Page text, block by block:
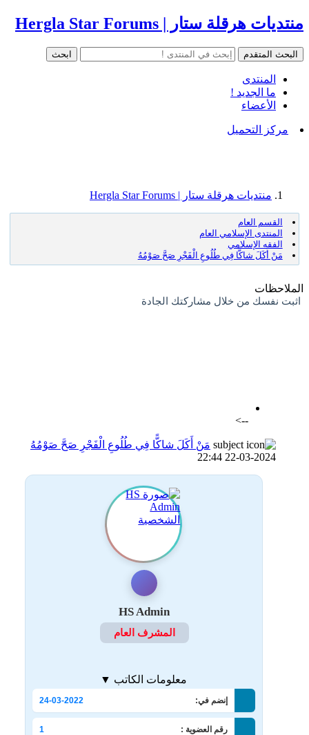
منتديات هرقلة ستار | Hergla Star Forums
المنتدى
ما الجديد !
الأعضاء
مركز التحميل
منتديات هرقلة ستار | Hergla Star Forums
القسم العام
المنتدى الإسلامي العام
الفقه الإسلامي
مَنْ أَكَلَ شاكًّا فِي طُلُوعِ الْفَجْرِ صَحَّ صَوْمُهُ
الملاحظات
اثبت نفسك من خلال مشاركتك الجادة
-->
مَنْ أَكَلَ شاكًّا فِي طُلُوعِ الْفَجْرِ صَحَّ صَوْمُهُ
22-03-2024 22:44
HS Admin
المشرف العام
معلومات الكاتب ▼
إنضم في: 24-03-2022
رقم العضوية : 1